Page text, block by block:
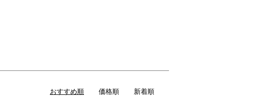
おすすめ順 価格順 新着順